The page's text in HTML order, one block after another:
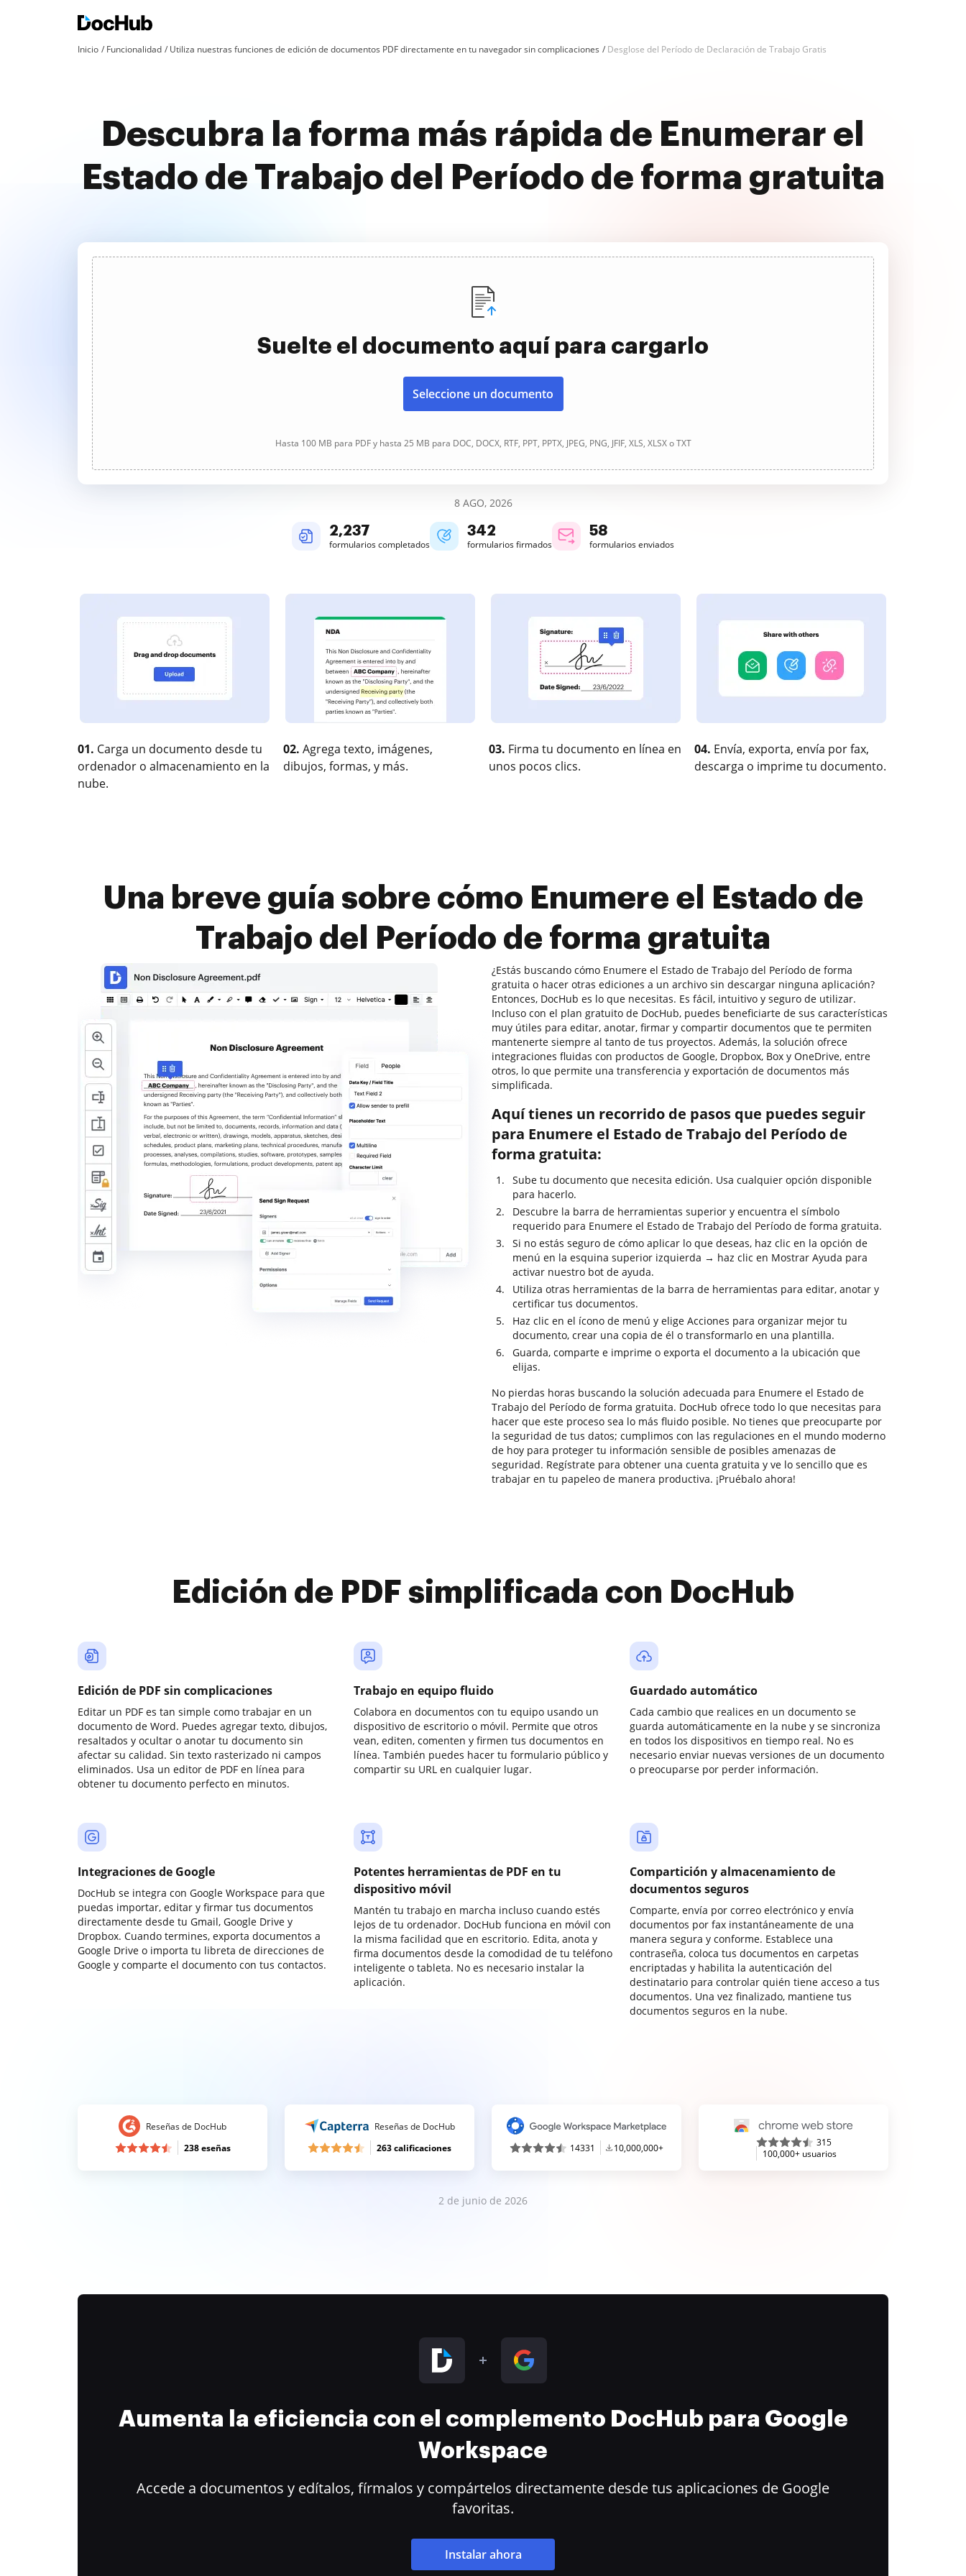
Inicio Funcionalidad Utiliza nuestras funciones de edición de documentos PDF directamente en tu navegador sin complicaciones Desglose del Período de Declaración de Trabajo Gratis
Descubra la forma más rápida de Enumerar el
Estado de Trabajo del Período de forma gratuita
Suelte el documento aquí para cargarlo
Seleccione un documento
Hasta 100 MB para PDF y hasta 25 MB para DOC, DOCX, RTF, PPT, PPTX, JPEG, PNG, JFIF, XLS, XLSX o TXT
8 AGO, 2026
2,237
formularios completados
342
formularios firmados
58
formularios enviados
01. Carga un documento desde tu
ordenador o almacenamiento en la
nube.
02. Agrega texto, imágenes,
dibujos, formas, y más.
03. Firma tu documento en línea en
unos pocos clics.
04. Envía, exporta, envía por fax,
descarga o imprime tu documento.
Una breve guía sobre cómo Enumere el Estado de
Trabajo del Período de forma gratuita
¿Estás buscando cómo Enumere el Estado de Trabajo del Período de forma
gratuita o hacer otras ediciones a un archivo sin descargar ninguna aplicación?
Entonces, DocHub es lo que necesitas. Es fácil, intuitivo y seguro de utilizar.
Incluso con el plan gratuito de DocHub, puedes beneficiarte de sus características
muy útiles para editar, anotar, firmar y compartir documentos que te permiten
mantenerte siempre al tanto de tus proyectos. Además, la solución ofrece
integraciones fluidas con productos de Google, Dropbox, Box y OneDrive, entre
otros, lo que permite una transferencia y exportación de documentos más
simplificada.
Aquí tienes un recorrido de pasos que puedes seguir
para Enumere el Estado de Trabajo del Período de
forma gratuita:
Sube tu documento que necesita edición. Usa cualquier opción disponible
para hacerlo.
Descubre la barra de herramientas superior y encuentra el símbolo
requerido para Enumere el Estado de Trabajo del Período de forma gratuita.
Si no estás seguro de cómo aplicar lo que deseas, haz clic en la opción de
menú en la esquina superior izquierda → haz clic en Mostrar Ayuda para
activar nuestro bot de ayuda.
Utiliza otras herramientas de la barra de herramientas para editar, anotar y
certificar tus documentos.
Haz clic en el ícono de menú y elige Acciones para organizar mejor tu
documento, crear una copia de él o transformarlo en una plantilla.
Guarda, comparte e imprime o exporta el documento a la ubicación que
elijas.
No pierdas horas buscando la solución adecuada para Enumere el Estado de
Trabajo del Período de forma gratuita. DocHub ofrece todo lo que necesitas para
hacer que este proceso sea lo más fluido posible. No tienes que preocuparte por
la seguridad de tus datos; cumplimos con las regulaciones en el mundo moderno
de hoy para proteger tu información sensible de posibles amenazas de
seguridad. Regístrate para obtener una cuenta gratuita y ve lo sencillo que es
trabajar en tu papeleo de manera productiva. ¡Pruébalo ahora!
Edición de PDF simplificada con DocHub
Edición de PDF sin complicaciones
Editar un PDF es tan simple como trabajar en un
documento de Word. Puedes agregar texto, dibujos,
resaltados y ocultar o anotar tu documento sin
afectar su calidad. Sin texto rasterizado ni campos
eliminados. Usa un editor de PDF en línea para
obtener tu documento perfecto en minutos.
Trabajo en equipo fluido
Colabora en documentos con tu equipo usando un
dispositivo de escritorio o móvil. Permite que otros
vean, editen, comenten y firmen tus documentos en
línea. También puedes hacer tu formulario público y
compartir su URL en cualquier lugar.
Guardado automático
Cada cambio que realices en un documento se
guarda automáticamente en la nube y se sincroniza
en todos los dispositivos en tiempo real. No es
necesario enviar nuevas versiones de un documento
o preocuparse por perder información.
Integraciones de Google
DocHub se integra con Google Workspace para que
puedas importar, editar y firmar tus documentos
directamente desde tu Gmail, Google Drive y
Dropbox. Cuando termines, exporta documentos a
Google Drive o importa tu libreta de direcciones de
Google y comparte el documento con tus contactos.
Potentes herramientas de PDF en tu
dispositivo móvil
Mantén tu trabajo en marcha incluso cuando estés
lejos de tu ordenador. DocHub funciona en móvil con
la misma facilidad que en escritorio. Edita, anota y
firma documentos desde la comodidad de tu teléfono
inteligente o tableta. No es necesario instalar la
aplicación.
Compartición y almacenamiento de
documentos seguros
Comparte, envía por correo electrónico y envía
documentos por fax instantáneamente de una
manera segura y conforme. Establece una
contraseña, coloca tus documentos en carpetas
encriptadas y habilita la autenticación del
destinatario para controlar quién tiene acceso a tus
documentos. Una vez finalizado, mantiene tus
documentos seguros en la nube.
Reseñas de DocHub
238 eseñas
Reseñas de DocHub
263 calificaciones
14331 10,000,000+
315
100,000+ usuarios
2 de junio de 2026
Aumenta la eficiencia con el complemento DocHub para Google
Workspace
Accede a documentos y edítalos, fírmalos y compártelos directamente desde tus aplicaciones de Google
favoritas.
Instalar ahora